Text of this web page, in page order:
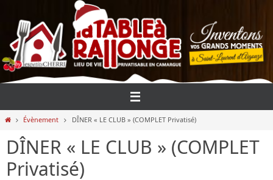
contenu
HomeÉvènement DÎNER « LE CLUB » (COMPLET Privatisé)
DÎNER « LE CLUB » (COMPLET
Privatisé)